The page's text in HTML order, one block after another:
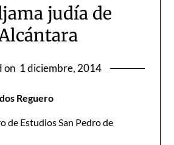
judía de
on 1 diciembre, 2014
Reguero
de Estudios San Pedro de